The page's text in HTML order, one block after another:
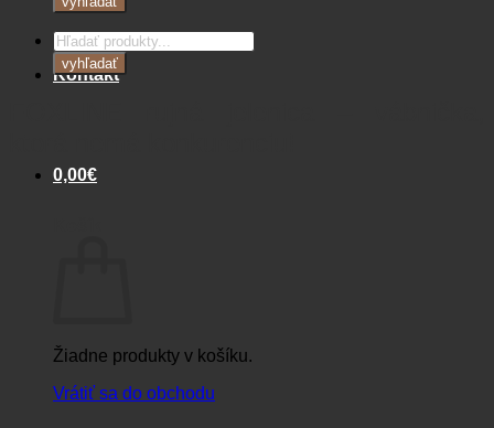
Kontakt
0,00€
Žiadne produkty v košíku.
Vrátiť sa do obchodu
Products
search
vyhľadať